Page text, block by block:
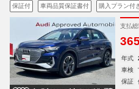
保証付 車両品質保証書付 購入プラン付
支払
365
年式
車検
保証